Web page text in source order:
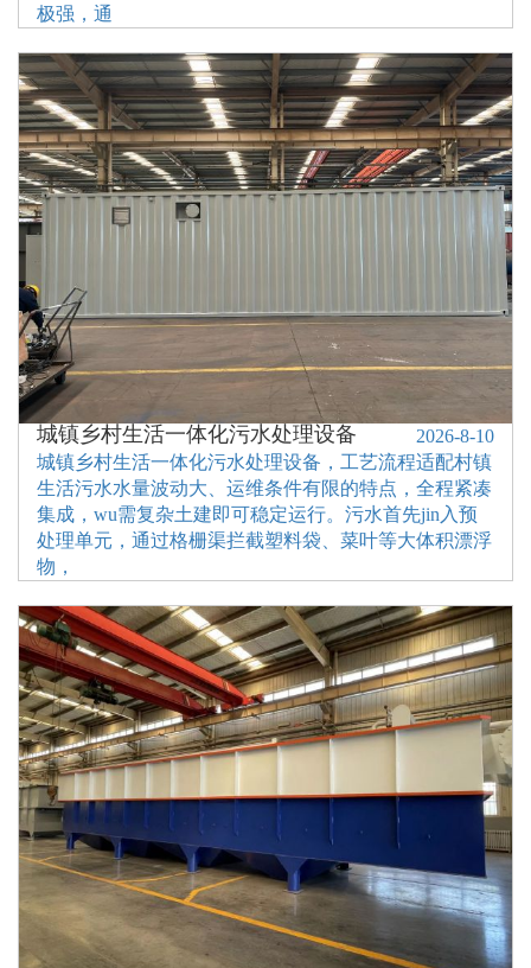
一体化生活污水处理设备 污水处理一体机
污水一体化处理设备 小型一体化废水处理设备
小型污水处理一体化设备 生活污水一体化装置
一体化生活废水处理设备 污水一体化设备公司
极强，通
城镇乡村生活一体化污水处理设备
2026-8-10
城镇乡村生活一体化污水处理设备，工艺流程适配村镇
生活污水水量波动大、运维条件有限的特点，全程紧凑
集成，wu需复杂土建即可稳定运行。污水首先jin入预
处理单元，通过格栅渠拦截塑料袋、菜叶等大体积漂浮
物，